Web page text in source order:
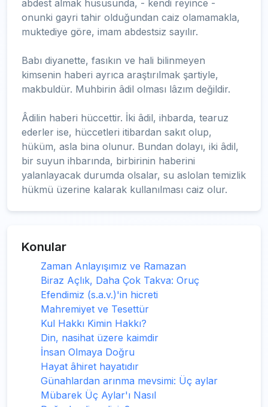
abdest almak hususunda, - kendi reyince -
onunki gayri tahir olduğundan caiz olamamakla,
muktediye göre, imam abdestsiz sayılır.
Babı diyanette, fasıkın ve hali bilinmeyen
kimsenin haberi ayrıca araştırılmak şartiyle,
makbuldür. Muhbirin âdil olması lâzım değildir.
Âdilin haberi hüccettir. İki âdil, ihbarda, tearuz
ederler ise, hüccetleri itibardan sakıt olup,
hüküm, asla bina olunur. Bundan dolayı, iki âdil,
bir suyun ihbarında, birbirinin haberini
yalanlayacak durumda olsalar, su aslolan temizlik
hükmü üzerine kalarak kullanılması caiz olur.
Konular
Zaman Anlayışımız ve Ramazan
Biraz Açlık, Daha Çok Takva: Oruç
Efendimiz (s.a.v.)'in hicreti
Mahremiyet ve Tesettür
Kul Hakkı Kimin Hakkı?
Din, nasihat üzere kaimdir
İnsan Olmaya Doğru
Hayat âhiret hayatıdır
Günahlardan arınma mevsimi: Üç aylar
Mübarek Üç Aylar'ı Nasıl